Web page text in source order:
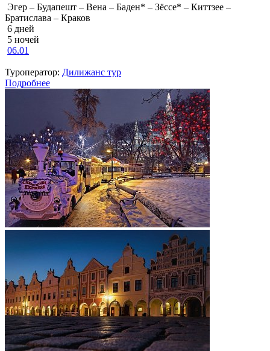
Эгер – Будапешт – Вена – Баден* – Зёссе* – Киттзее –
Братислава – Краков
6 дней
5 ночей
06.01
Туроператор: Дилижанс тур
Подробнее